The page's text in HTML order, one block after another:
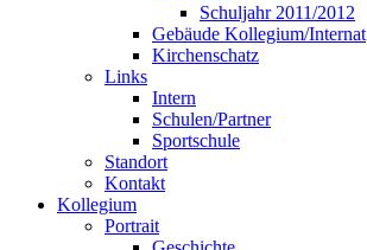
Schuljahr 2011/2012
Gebäude Kollegium/Internat
Kirchenschatz
Links
Intern
Schulen/Partner
Sportschule
Standort
Kontakt
Kollegium
Portrait